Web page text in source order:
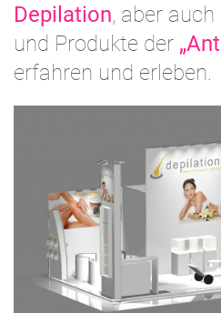
Depilation, aber
und Produkte der
erfahren und erleben.